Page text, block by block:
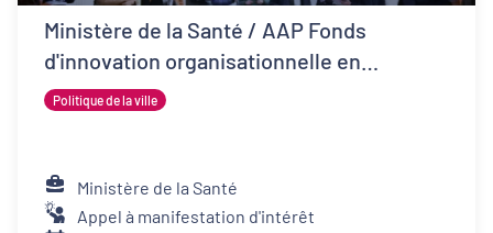
Ministère de la Santé / AAP Fonds
d'innovation organisationnelle en
psychiatrie (FIOP)
Politique de la ville
Ministère de la Santé
Appel à manifestation d'intérêt